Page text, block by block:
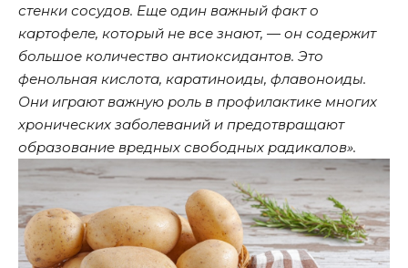
стенки сосудов. Еще один важный факт о
картофеле, который не все знают, — он содержит
большое количество антиоксидантов. Это
фенольная кислота, каратиноиды, флавоноиды.
Они играют важную роль в профилактике многих
хронических заболеваний и предотвращают
образование вредных свободных радикалов».